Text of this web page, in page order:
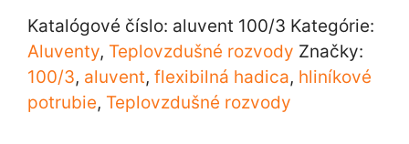
Aluvent
100/3
Katalógové číslo: aluvent 100/3 Kategórie:
Aluventy, Teplovzdušné rozvody Značky:
100/3, aluvent, flexibilná hadica, hliníkové
potrubie, Teplovzdušné rozvody